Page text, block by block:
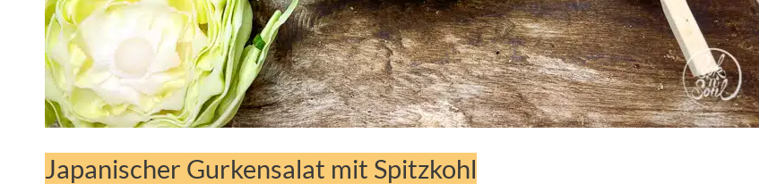
Japanischer Gurkensalat mit Spitzkohl